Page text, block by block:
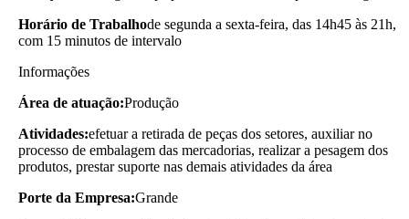
Horário de Trabalhode segunda a sexta-feira, das 14h45 às 21h,
com 15 minutos de intervalo
Informações
Área de atuação:Produção
Atividades:efetuar a retirada de peças dos setores, auxiliar no
processo de embalagem das mercadorias, realizar a pesagem dos
produtos, prestar suporte nas demais atividades da área
Porte da Empresa:Grande